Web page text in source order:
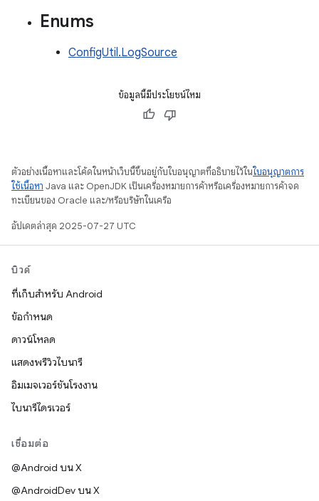
Enums
ConfigUtil.LogSource
ข้อมูลนี้มีประโยชน์ไหม
ตัวอย่างเนื้อหาและโค้ดในหน้าเว็บนี้ขึ้นอยู่กับใบอนุญาตที่อธิบายไว้ในใบอนุญาตการ
ใช้เนื้อหา Java และ OpenJDK เป็นเครื่องหมายการค้าหรือเครื่องหมายการค้าจด
ทะเบียนของ Oracle และ/หรือบริษัทในเครือ
อัปเดตล่าสุด 2025-07-27 UTC
บิวด์
ที่เก็บสำหรับ Android
ข้อกำหนด
ดาวน์โหลด
แสดงพรีวิวไบนารี
อิมเมจเวอร์ชันโรงงาน
ไบนารีไดรเวอร์
เชื่อมต่อ
@Android บน X
@AndroidDev บน X